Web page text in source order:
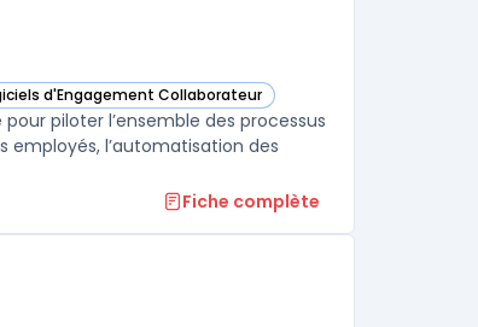
catégorie
d'Engagement Collaborateur
(Bob) dans cette catégorie
piloter l’ensemble des processus
employés, l’automatisation des
Fiche complète